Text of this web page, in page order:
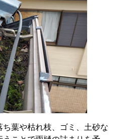
葉や枯れ枝、ゴミ、土砂な